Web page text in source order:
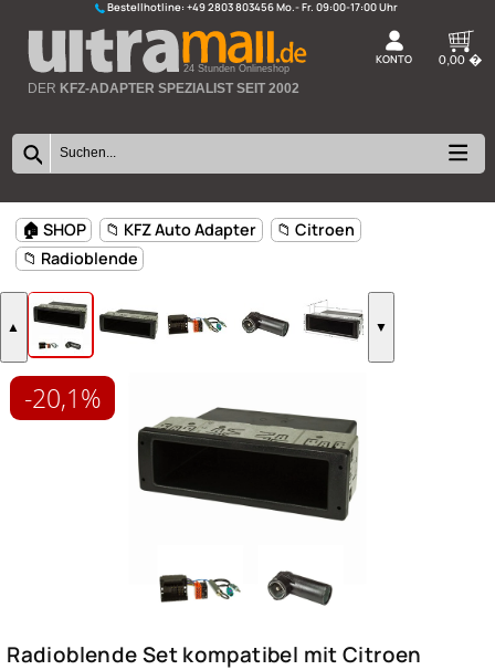
Bestellhotline:+49 2803 803456
24 Stunden Onlineshop
🏠 SHOP 📁 KFZ Auto Adapter
📁 Radioblende
▲
-20,1%